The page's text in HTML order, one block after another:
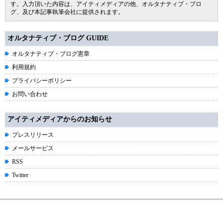
す。入力頂いた内容は、アイティメディアの他、オルタナティブ・ブロ
グ、及び本記事執筆会社に提供されます。
オルタナティブ・ブログ GUIDE
オルタナティブ・ブログ憲章
利用規約
プライバシーポリシー
お問い合わせ
アイティメディアからのお知らせ
プレスリリース
メールサービス
RSS
Twitter